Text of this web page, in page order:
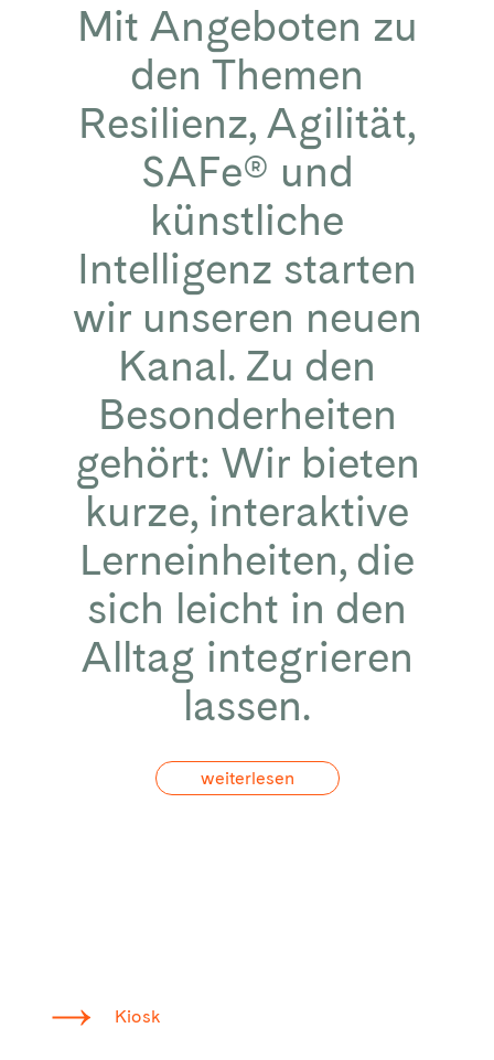
Mit Angeboten zu
den Themen
Resilienz, Agilität,
SAFe® und
künstliche
Intelligenz starten
wir unseren neuen
Kanal. Zu den
Besonderheiten
gehört: Wir bieten
kurze, interaktive
Lerneinheiten, die
sich leicht in den
Alltag integrieren
lassen.
weiterlesen
Kiosk